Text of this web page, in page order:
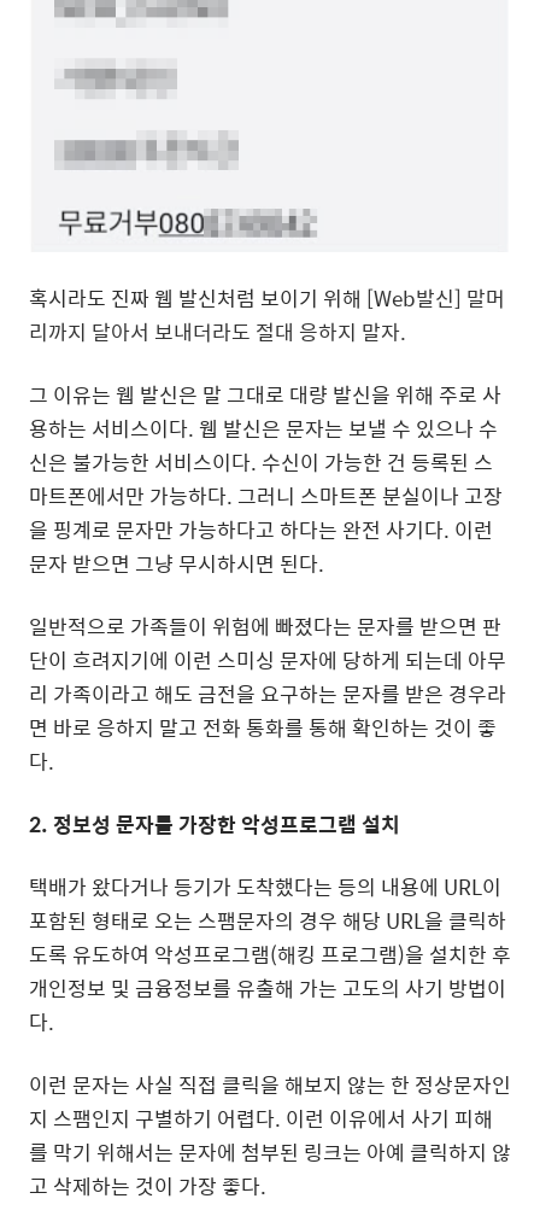
혹시라도 진짜 웹 발신처럼 보이기 위해 [Web발신] 말머
리까지 달아서 보내더라도 절대 응하지 말자.
그 이유는 웹 발신은 말 그대로 대량 발신을 위해 주로 사
용하는 서비스이다. 웹 발신은 문자는 보낼 수 있으나 수
신은 불가능한 서비스이다. 수신이 가능한 건 등록된 스
마트폰에서만 가능하다. 그러니 스마트폰 분실이나 고장
을 핑계로 문자만 가능하다고 하다는 완전 사기다. 이런
문자 받으면 그냥 무시하시면 된다.
일반적으로 가족들이 위험에 빠졌다는 문자를 받으면 판
단이 흐려지기에 이런 스미싱 문자에 당하게 되는데 아무
리 가족이라고 해도 금전을 요구하는 문자를 받은 경우라
면 바로 응하지 말고 전화 통화를 통해 확인하는 것이 좋
다.
2. 정보성 문자를 가장한 악성프로그램 설치
택배가 왔다거나 등기가 도착했다는 등의 내용에 URL이
포함된 형태로 오는 스팸문자의 경우 해당 URL을 클릭하
도록 유도하여 악성프로그램(해킹 프로그램)을 설치한 후
개인정보 및 금융정보를 유출해 가는 고도의 사기 방법이
다.
이런 문자는 사실 직접 클릭을 해보지 않는 한 정상문자인
지 스팸인지 구별하기 어렵다. 이런 이유에서 사기 피해
를 막기 위해서는 문자에 첨부된 링크는 아예 클릭하지 않
고 삭제하는 것이 가장 좋다.